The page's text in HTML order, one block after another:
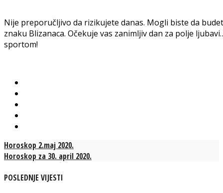
Nije preporučljivo da rizikujete danas. Mogli biste da
znaku Blizanaca. Očekuje vas zanimljiv dan za polje
sportom!
Horoskop 2.maj 2020.
Horoskop za 30. april 2020.
POSLEDNJE VIJESTI